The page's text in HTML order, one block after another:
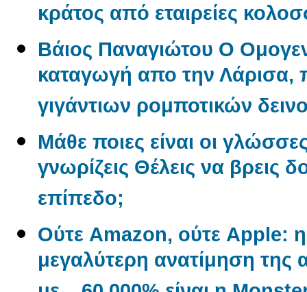
κράτος από εταιρείες
Βάιος Παναγιώτου O
καταγωγή απο την Λάρισα,
γιγάντιων ρομποτικών
Μάθε ποιες είναι οι
γνωρίζεις Θέλεις να βρεις
επίπεδο;
Ούτε Amazon, ούτε Apple: η
μεγαλύτερη ανατίμηση της